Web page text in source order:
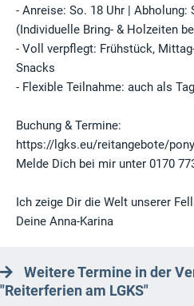
- Anreise: So. 18 Uhr | Abholung:
(Individuelle Bring- & Holzeiten
- Voll verpflegt: Frühstück,
Snacks
- Flexible Teilnahme: auch als
Buchung & Termine:
https://lgks.eu/reitangebote/
Melde Dich bei mir unter 0170
Ich zeige Dir die Welt unserer
Deine Anna-Karina
Weitere Termine in der
"Reiterferien am LGKS"